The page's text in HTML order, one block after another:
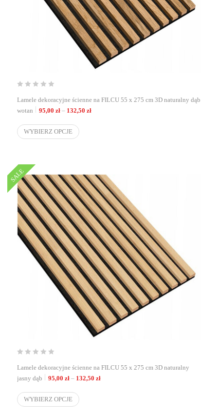
Lamele dekoracyjne ścienne na FILCU 55 x 275 cm 3D naturalny dąb
wotan
95,00 zł – 132,50 złZakres cen: od 95,00 zł do 132,50 zł
WYBIERZ OPCJE
SALE
Lamele dekoracyjne ścienne na FILCU 55 x 275 cm 3D naturalny
jasny dąb
95,00 zł – 132,50 złZakres cen: od 95,00 zł do 132,50 zł
WYBIERZ OPCJE